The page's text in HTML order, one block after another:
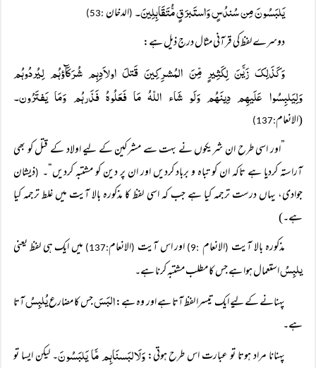
یَلبَسُونَ مِن سُندُسٍ وَاستَبرَقٍ مُّتَقَابِلِینَ۔ (الدخان :53)
دوسرے لفظ کی قرآنی مثال درج ذیل ہے:
وَکَذَلِکَ زَیَّنَ لِکَثِیرٍ مِّنَ المُشرِکِینَ قَتلَ اولاَدِہِم شُرَکَآؤہُم لِیُردُوہُم
وَلِیَلبِسُوا عَلَیہِم دِینَہُم وَلَو شَاء اللّہُ مَا فَعَلُوہُ فَذَرہُم وَمَا یَفتَرُون۔
(الانعام:137)
”اور اسی طرح ان شریکوں نے بہت سے مشرکین کے لیے اولاد کے قتل کو بھی
آراستہ کردیا ہے تاکہ ان کو تباہ و برباد کردیں اور ان پر دین کو مشتبہ کردیں“۔ (ذیشان
جوادی، یہاں درست ترجمہ کیا ہے جب کہ اسی لفظ کا مذکورہ بالا آیت میں غلط ترجمہ کیا
ہے۔)
مذکورہ بالا آیت (الانعام :9) اور اس آیت (الانعام:137) میں ایک ہی لفظ یعنی
یلبِسُاستعمال ہوا ہے جس کا مطلب مشتبہ کرنا ہے۔
پہنانے کے لیے ایک تیسرا لفظ آتا ہے اور وہ ہے:البَسَجس کا مضارعیُلبِسُآتا
ہے۔
پہنانا مراد ہوتا تو عبارت اس طرح ہوتی:وَلَالبَسنَاہِم مَّا یَلبَسُونَ۔ لیکن ایسا تو